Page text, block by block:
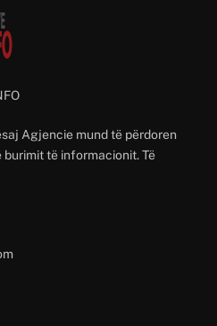
Agjencie mund të përdoren
të informacionit. Të